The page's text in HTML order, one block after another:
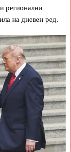
регионални
на дневен ред.